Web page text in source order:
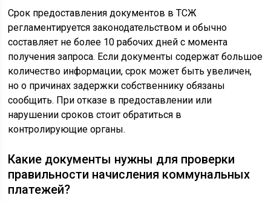
Срок предоставления документов в ТСЖ
регламентируется законодательством и обычно
составляет не более 10 рабочих дней с момента
получения запроса. Если документы содержат большое
количество информации, срок может быть увеличен,
но о причинах задержки собственнику обязаны
сообщить. При отказе в предоставлении или
нарушении сроков стоит обратиться в
контролирующие органы.
Какие документы нужны для проверки
правильности начисления коммунальных
платежей?